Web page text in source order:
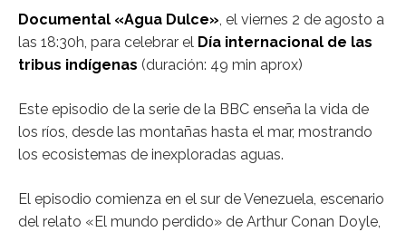
Documental «Agua Dulce», el viernes 2 de agosto a
las 18:30h, para celebrar el Día internacional de las
tribus indígenas (duración: 49 min aprox)
Este episodio de la serie de la BBC enseña la vida de
los ríos, desde las montañas hasta el mar, mostrando
los ecosistemas de inexploradas aguas.
El episodio comienza en el sur de Venezuela, escenario
del relato «El mundo perdido» de Arthur Conan Doyle,